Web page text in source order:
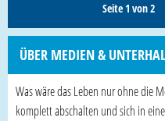
Seite 1 von 2
ÜBER MEDIEN &
Was wäre das Leben nur ohne die
komplett abschalten und sich in